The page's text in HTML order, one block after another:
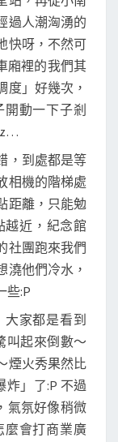
過人潮洶湧的
快呀，不然可
廂裡的我們其
度」好幾次，
動一下子剎
，到處都是等
相機的階梯處
距離，只能勉
近，紀念館
社團跑來我們
澆他們冷水，
些:P
家都是看到
叫起來倒數～
煙火秀果然比
炸」了:P 不過
氣氛好像稍微
麼會打商業廣